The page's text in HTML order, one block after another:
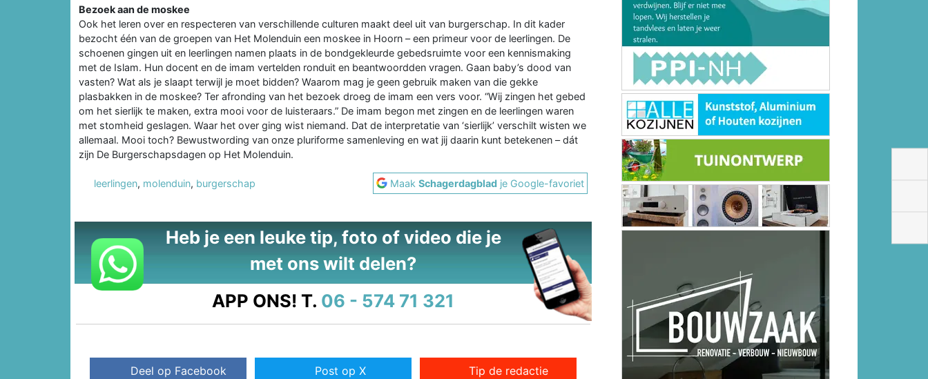
Bezoek aan de moskee
Ook het leren over en respecteren van verschillende culturen maakt deel uit van burgerschap. In dit kader
bezocht één van de groepen van Het Molenduin een moskee in Hoorn – een primeur voor de leerlingen. De
schoenen gingen uit en leerlingen namen plaats in de bondgekleurde gebedsruimte voor een kennismaking
met de Islam. Hun docent en de imam vertelden ronduit en beantwoordden vragen. Gaan baby’s dood van
vasten? Wat als je slaapt terwijl je moet bidden? Waarom mag je geen gebruik maken van die gekke
plasbakken in de moskee? Ter afronding van het bezoek droeg de imam een vers voor. “Wij zingen het gebed
om het sierlijk te maken, extra mooi voor de luisteraars.” De imam begon met zingen en de leerlingen waren
met stomheid geslagen. Waar het over ging wist niemand. Dat de interpretatie van ‘sierlijk’ verschilt wisten we
allemaal. Mooi toch? Bewustwording van onze pluriforme samenleving en wat jij daarin kunt betekenen – dát
zijn De Burgerschapsdagen op Het Molenduin.
leerlingen, molenduin, burgerschap MaakSchagerdagblad je Google-favoriet
Heb je een leuke tip, foto of video die je
met ons wilt delen?
APP ONS! T. 06 - 574 71 321
Deel op Facebook Post op X Tip de redactie